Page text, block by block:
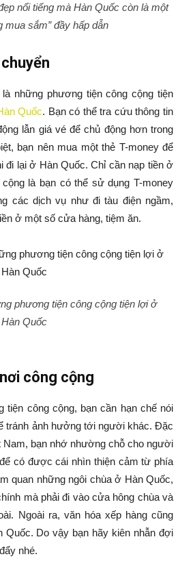
nổi tiếng mà Hàn Quốc còn là một
mua sắm” đầy hấp dẫn
những phương tiện công cộng tiện
Quốc. Bạn có thể tra cứu thông tin
lẫn giá vé để chủ động hơn trong
bạn nên mua một thẻ T-money để
đi lại ở Hàn Quốc. Chỉ cần nạp tiền ở
là bạn có thể sử dụng T-money
các dịch vụ như đi tàu điện ngầm,
ở một số cửa hàng, tiệm ăn.
phương tiện công cộng tiện lợi ở
Hàn Quốc
công cộng
tiện công cộng, bạn cần hạn chế nói
tránh ảnh hưởng tới người khác. Đặc
Nam, bạn nhớ nhường chỗ cho người
có được cái nhìn thiện cảm từ phía
quan những ngôi chùa ở Hàn Quốc,
mà phải đi vào cửa hông chùa và
Ngoài ra, văn hóa xếp hàng cũng
Quốc. Do vậy bạn hãy kiên nhẫn đợi
nhé.